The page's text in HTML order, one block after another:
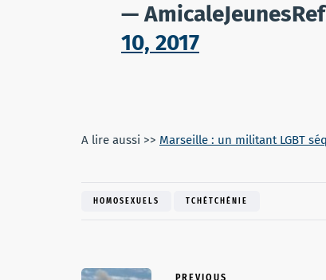
—
10, 2017
A lire aussi >> Marseille : un militant LGBT
HOMOSEXUELS TCHÉTCHÉNIE
PREVIOUS